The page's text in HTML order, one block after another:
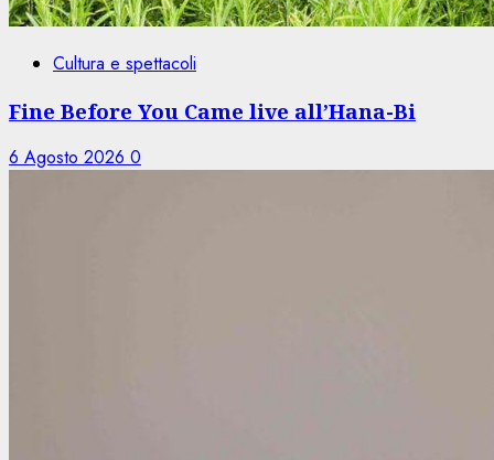
Cultura e spettacoli
Fine Before You Came live all’Hana-Bi
6 Agosto 2026 0